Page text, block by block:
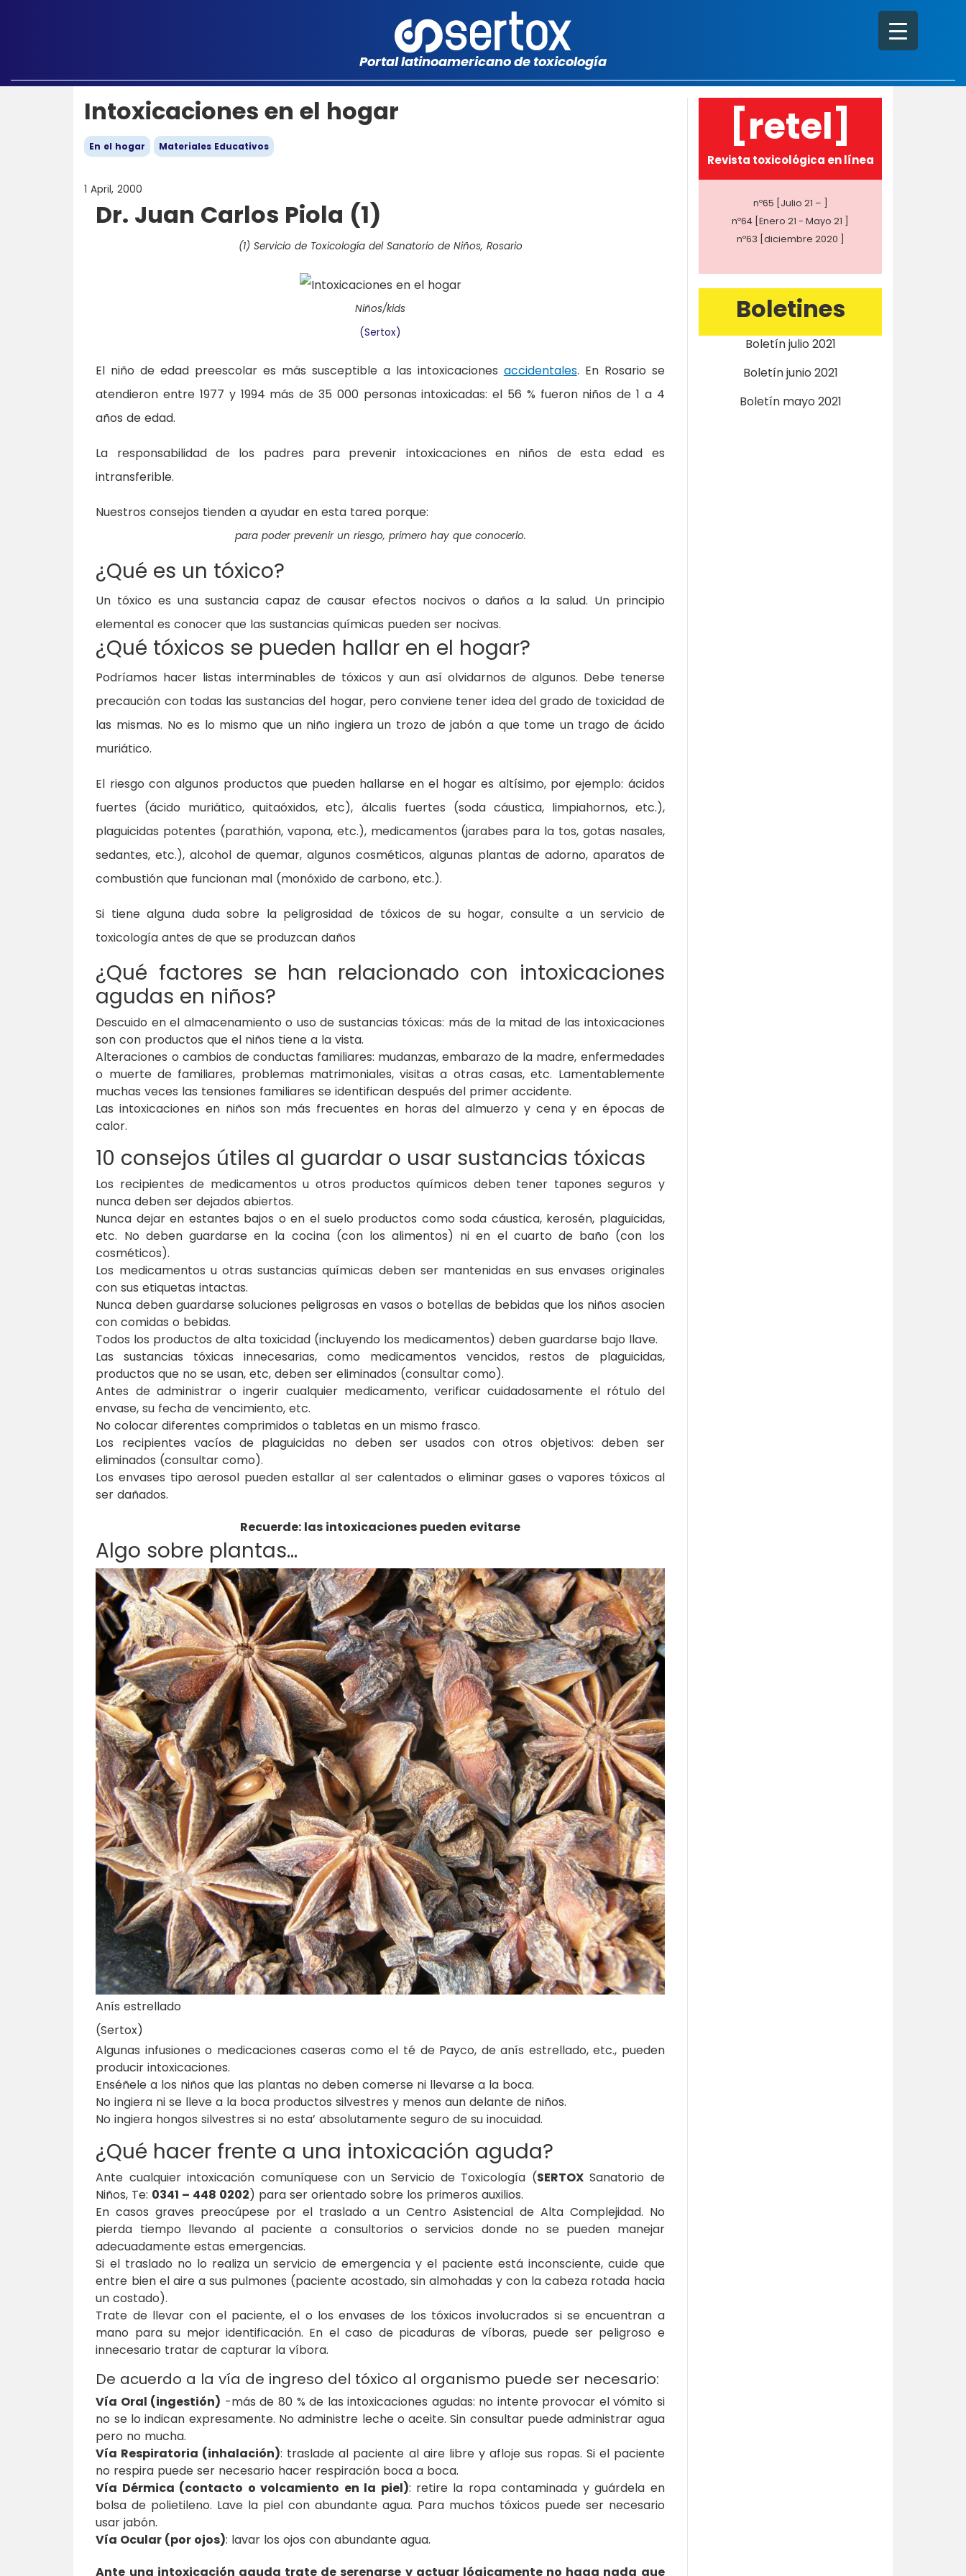
Portal latinoamericano de toxicología
Intoxicaciones en el hogar
En el hogar Materiales Educativos
1 April, 2000
Dr. Juan Carlos Piola (1)
(1) Servicio de Toxicología del Sanatorio de Niños, Rosario
Niños/kids
(Sertox)
El niño de edad preescolar es más susceptible a las intoxicaciones accidentales. En Rosario se
atendieron entre 1977 y 1994 más de 35 000 personas intoxicadas: el 56 % fueron niños de 1 a 4
años de edad.
La responsabilidad de los padres para prevenir intoxicaciones en niños de esta edad es
intransferible.
Nuestros consejos tienden a ayudar en esta tarea porque:
para poder prevenir un riesgo, primero hay que conocerlo.
¿Qué es un tóxico?
Un tóxico es una sustancia capaz de causar efectos nocivos o daños a la salud. Un principio
elemental es conocer que las sustancias químicas pueden ser nocivas.
¿Qué tóxicos se pueden hallar en el hogar?
Podríamos hacer listas interminables de tóxicos y aun así olvidarnos de algunos. Debe tenerse
precaución con todas las sustancias del hogar, pero conviene tener idea del grado de toxicidad de
las mismas. No es lo mismo que un niño ingiera un trozo de jabón a que tome un trago de ácido
muriático.
El riesgo con algunos productos que pueden hallarse en el hogar es altísimo, por ejemplo: ácidos
fuertes (ácido muriático, quitaóxidos, etc), álcalis fuertes (soda cáustica, limpiahornos, etc.),
plaguicidas potentes (parathión, vapona, etc.), medicamentos (jarabes para la tos, gotas nasales,
sedantes, etc.), alcohol de quemar, algunos cosméticos, algunas plantas de adorno, aparatos de
combustión que funcionan mal (monóxido de carbono, etc.).
Si tiene alguna duda sobre la peligrosidad de tóxicos de su hogar, consulte a un servicio de
toxicología antes de que se produzcan daños
¿Qué factores se han relacionado con intoxicaciones
agudas en niños?
Descuido en el almacenamiento o uso de sustancias tóxicas: más de la mitad de las intoxicaciones
son con productos que el niños tiene a la vista.
Alteraciones o cambios de conductas familiares: mudanzas, embarazo de la madre, enfermedades
o muerte de familiares, problemas matrimoniales, visitas a otras casas, etc. Lamentablemente
muchas veces las tensiones familiares se identifican después del primer accidente.
Las intoxicaciones en niños son más frecuentes en horas del almuerzo y cena y en épocas de
calor.
10 consejos útiles al guardar o usar sustancias tóxicas
Los recipientes de medicamentos u otros productos químicos deben tener tapones seguros y
nunca deben ser dejados abiertos.
Nunca dejar en estantes bajos o en el suelo productos como soda cáustica, kerosén, plaguicidas,
etc. No deben guardarse en la cocina (con los alimentos) ni en el cuarto de baño (con los
cosméticos).
Los medicamentos u otras sustancias químicas deben ser mantenidas en sus envases originales
con sus etiquetas intactas.
Nunca deben guardarse soluciones peligrosas en vasos o botellas de bebidas que los niños asocien
con comidas o bebidas.
Todos los productos de alta toxicidad (incluyendo los medicamentos) deben guardarse bajo llave.
Las sustancias tóxicas innecesarias, como medicamentos vencidos, restos de plaguicidas,
productos que no se usan, etc, deben ser eliminados (consultar como).
Antes de administrar o ingerir cualquier medicamento, verificar cuidadosamente el rótulo del
envase, su fecha de vencimiento, etc.
No colocar diferentes comprimidos o tabletas en un mismo frasco.
Los recipientes vacíos de plaguicidas no deben ser usados con otros objetivos: deben ser
eliminados (consultar como).
Los envases tipo aerosol pueden estallar al ser calentados o eliminar gases o vapores tóxicos al
ser dañados.
Recuerde: las intoxicaciones pueden evitarse
Algo sobre plantas…
Anís estrellado
(Sertox)
Algunas infusiones o medicaciones caseras como el té de Payco, de anís estrellado, etc., pueden
producir intoxicaciones.
Enséñele a los niños que las plantas no deben comerse ni llevarse a la boca.
No ingiera ni se lleve a la boca productos silvestres y menos aun delante de niños.
No ingiera hongos silvestres si no esta’ absolutamente seguro de su inocuidad.
¿Qué hacer frente a una intoxicación aguda?
Ante cualquier intoxicación comuníquese con un Servicio de Toxicología (SERTOXSanatorio de
Niños, Te: 0341 – 448 0202) para ser orientado sobre los primeros auxilios.
En casos graves preocúpese por el traslado a un Centro Asistencial de Alta Complejidad. No
pierda tiempo llevando al paciente a consultorios o servicios donde no se pueden manejar
adecuadamente estas emergencias.
Si el traslado no lo realiza un servicio de emergencia y el paciente está inconsciente, cuide que
entre bien el aire a sus pulmones (paciente acostado, sin almohadas y con la cabeza rotada hacia
un costado).
Trate de llevar con el paciente, el o los envases de los tóxicos involucrados si se encuentran a
mano para su mejor identificación. En el caso de picaduras de víboras, puede ser peligroso e
innecesario tratar de capturar la víbora.
De acuerdo a la vía de ingreso del tóxico al organismo puede ser necesario:
Vía Oral (ingestión) -más de 80 % de las intoxicaciones agudas: no intente provocar el vómito si
no se lo indican expresamente. No administre leche o aceite. Sin consultar puede administrar agua
pero no mucha.
Vía Respiratoria (inhalación): traslade al paciente al aire libre y afloje sus ropas. Si el paciente
no respira puede ser necesario hacer respiración boca a boca.
Vía Dérmica (contacto o volcamiento en la piel): retire la ropa contaminada y guárdela en
bolsa de polietileno. Lave la piel con abundante agua. Para muchos tóxicos puede ser necesario
usar jabón.
Vía Ocular (por ojos): lavar los ojos con abundante agua.
Ante una intoxicación aguda trate de serenarse y actuar lógicamente no haga nada que
[retel]
Revista toxicológica en línea
nº65 [Julio 21 – ]
nº64 [Enero 21 - Mayo 21 ]
nº63 [diciembre 2020 ]
Boletines
Boletín julio 2021
Boletín junio 2021
Boletín mayo 2021